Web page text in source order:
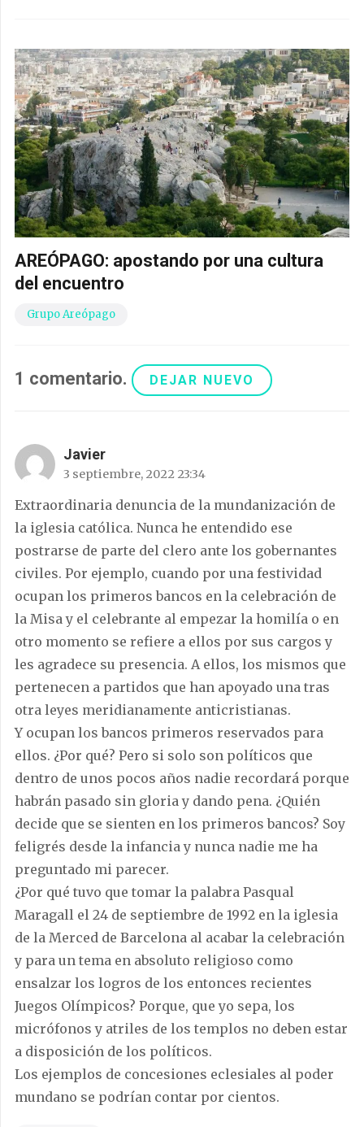
AREÓPAGO: apostando por una cultura
del encuentro
Grupo Areópago
1 comentario. DEJAR NUEVO
Javier
3 septiembre, 2022 23:34
Extraordinaria denuncia de la mundanización de
la iglesia católica. Nunca he entendido ese
postrarse de parte del clero ante los gobernantes
civiles. Por ejemplo, cuando por una festividad
ocupan los primeros bancos en la celebración de
la Misa y el celebrante al empezar la homilía o en
otro momento se refiere a ellos por sus cargos y
les agradece su presencia. A ellos, los mismos que
pertenecen a partidos que han apoyado una tras
otra leyes meridianamente anticristianas.
Y ocupan los bancos primeros reservados para
ellos. ¿Por qué? Pero si solo son políticos que
dentro de unos pocos años nadie recordará porque
habrán pasado sin gloria y dando pena. ¿Quién
decide que se sienten en los primeros bancos? Soy
feligrés desde la infancia y nunca nadie me ha
preguntado mi parecer.
¿Por qué tuvo que tomar la palabra Pasqual
Maragall el 24 de septiembre de 1992 en la iglesia
de la Merced de Barcelona al acabar la celebración
y para un tema en absoluto religioso como
ensalzar los logros de los entonces recientes
Juegos Olímpicos? Porque, que yo sepa, los
micrófonos y atriles de los templos no deben estar
a disposición de los políticos.
Los ejemplos de concesiones eclesiales al poder
mundano se podrían contar por cientos.